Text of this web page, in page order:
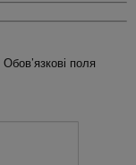
Обов’язкові поля